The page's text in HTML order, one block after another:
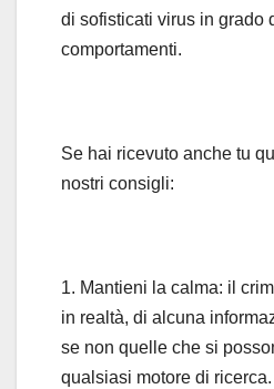
di sofisticati virus in grado
comportamenti.
Se hai ricevuto anche tu
nostri consigli:
1. Mantieni la calma: il
in realtà, di alcuna
se non quelle che si
qualsiasi motore di